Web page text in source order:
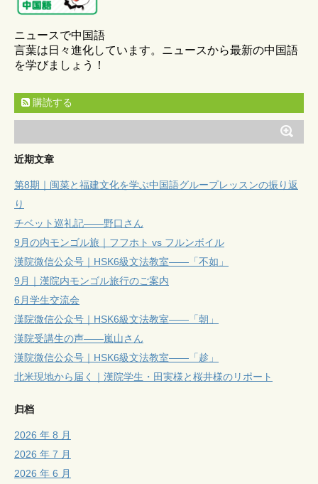
ニュースで中国語
言葉は日々進化しています。ニュースから最新の中国語
を学びましょう！
購読する
近期文章
第8期｜闽菜と福建文化を学ぶ中国語グループレッスンの振り返
り
チベット巡礼記——野口さん
9月の内モンゴル旅｜フフホト vs フルンボイル
漢院微信公众号｜HSK6級文法教室——「不如」
9月｜漢院内モンゴル旅行のご案内
6月学生交流会
漢院微信公众号｜HSK6級文法教室——「朝」
漢院受講生の声——嵐山さん
漢院微信公众号｜HSK6級文法教室——「趁」
北米現地から届く｜漢院学生・田実様と桜井様のリポート
归档
2026 年 8 月
2026 年 7 月
2026 年 6 月